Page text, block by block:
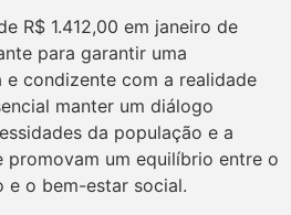
R$ 1.412,00 em janeiro de
para garantir uma
e condizente com a realidade
manter um diálogo
da população e a
promovam um equilíbrio entre o
e o bem-estar social.